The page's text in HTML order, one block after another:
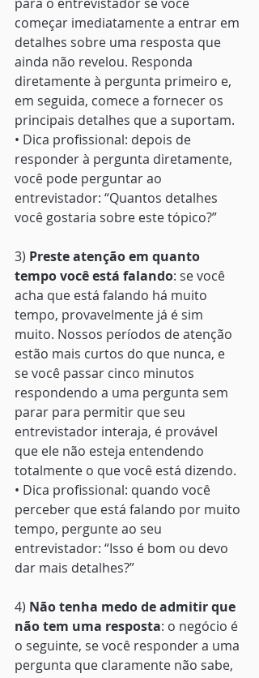
começar imediatamente a entrar em
detalhes sobre uma resposta que
ainda não revelou. Responda
diretamente à pergunta primeiro e,
em seguida, comece a fornecer os
principais detalhes que a suportam.
• Dica profissional: depois de
responder à pergunta diretamente,
você pode perguntar ao
entrevistador: “Quantos detalhes
você gostaria sobre este tópico?”
3) Preste atenção em quanto
tempo você está falando: se você
acha que está falando há muito
tempo, provavelmente já é sim
muito. Nossos períodos de atenção
estão mais curtos do que nunca, e
se você passar cinco minutos
respondendo a uma pergunta sem
parar para permitir que seu
entrevistador interaja, é provável
que ele não esteja entendendo
totalmente o que você está dizendo.
• Dica profissional: quando você
perceber que está falando por muito
tempo, pergunte ao seu
entrevistador: “Isso é bom ou devo
dar mais detalhes?”
4) Não tenha medo de admitir que
não tem uma resposta: o negócio é
o seguinte, se você responder a uma
pergunta que claramente não sabe,